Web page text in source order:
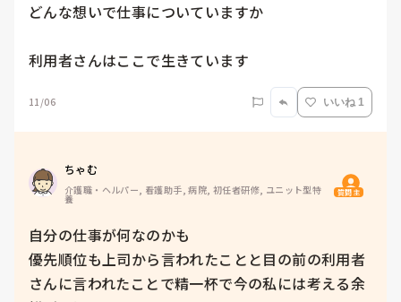
どんな想いで仕事についていますか
11/06 いいね 1
ちゃむ
介護職・ヘルパー, 看護助手, 病院, 初任者研修, ユニット型特
養 質問主
自分の仕事が何なのかも
優先順位も上司から言われたことと目の前の利用者
さんに言われたことで精一杯で今の私には考える余